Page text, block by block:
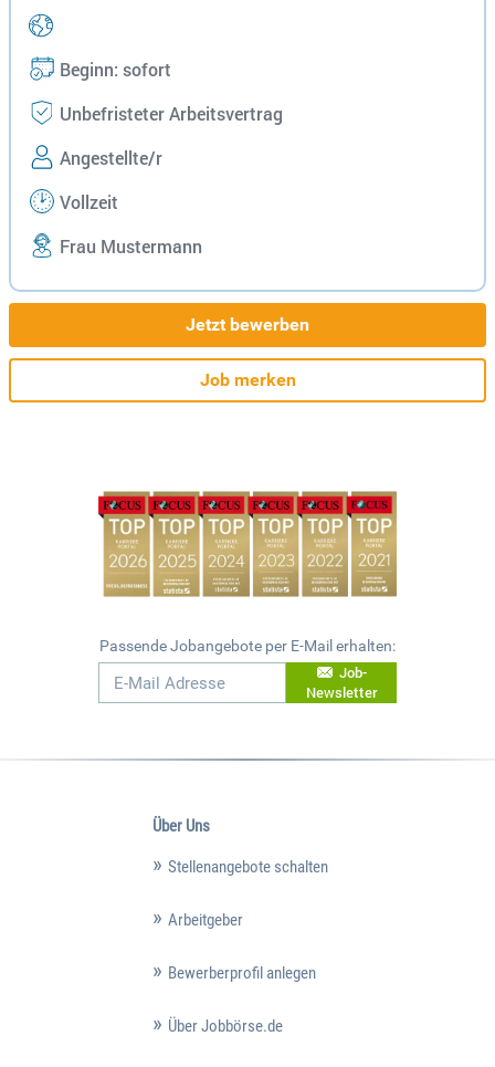
Beginn: sofort
Unbefristeter Arbeitsvertrag
Angestellte/r
Vollzeit
Frau Mustermann
Jetzt bewerben
Job merken
Passende Jobangebote per E-Mail erhalten:
Job-
Newsletter
Über Uns
Stellenangebote schalten
Arbeitgeber
Bewerberprofil anlegen
Über Jobbörse.de